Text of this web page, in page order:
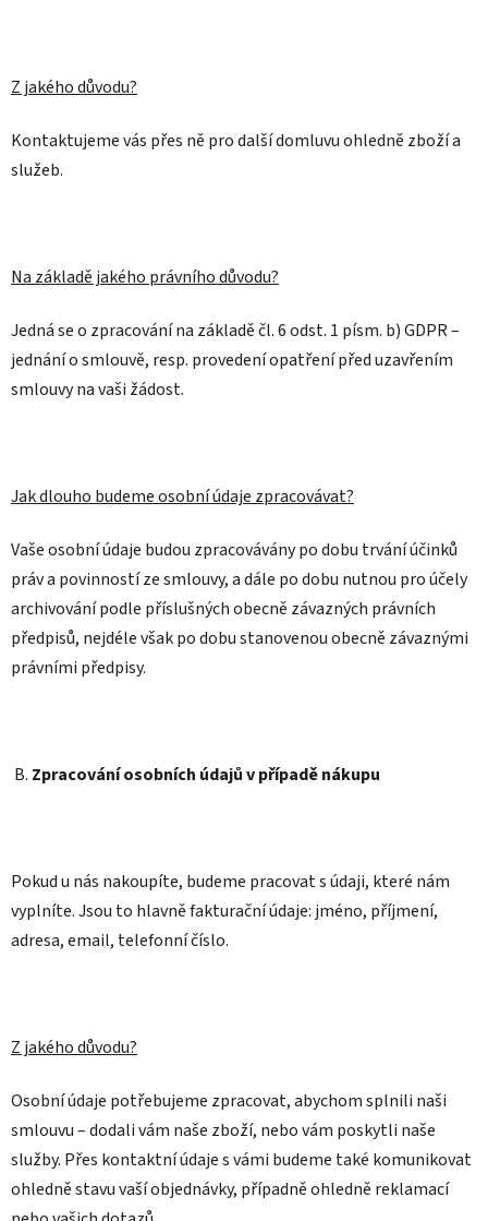
Z jakého důvodu?
Kontaktujeme vás přes ně pro další domluvu ohledně zboží a
služeb.
Na základě jakého právního důvodu?
Jedná se o zpracování na základě čl. 6 odst. 1 písm. b) GDPR –
jednání o smlouvě, resp. provedení opatření před uzavřením
smlouvy na vaši žádost.
Jak dlouho budeme osobní údaje zpracovávat?
Vaše osobní údaje budou zpracovávány po dobu trvání účinků
práv a povinností ze smlouvy, a dále po dobu nutnou pro účely
archivování podle příslušných obecně závazných právních
předpisů, nejdéle však po dobu stanovenou obecně závaznými
právními předpisy.
B. Zpracování osobních údajů v případě nákupu
Pokud u nás nakoupíte, budeme pracovat s údaji, které nám
vyplníte. Jsou to hlavně fakturační údaje: jméno, příjmení,
adresa, email, telefonní číslo.
Z jakého důvodu?
Osobní údaje potřebujeme zpracovat, abychom splnili naši
smlouvu – dodali vám naše zboží, nebo vám poskytli naše
služby. Přes kontaktní údaje s vámi budeme také komunikovat
ohledně stavu vaší objednávky, případně ohledně reklamací